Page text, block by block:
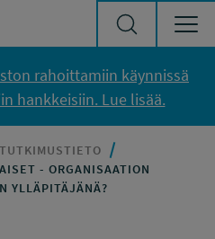
rahoittamiin käynnissä
hankkeisiin. Lue lisää.
- ORGANISAATION
YLLÄPITÄJÄNÄ?